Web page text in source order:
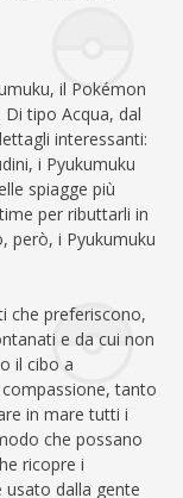
il Pokémon
tipo Acqua, dal
interessanti:
i Pyukumuku
spiagge più
per ributtarli in
però, i Pyukumuku
che preferiscono,
e da cui non
il cibo a
tanto
in mare tutti i
che possano
ricopre i
usato dalla gente